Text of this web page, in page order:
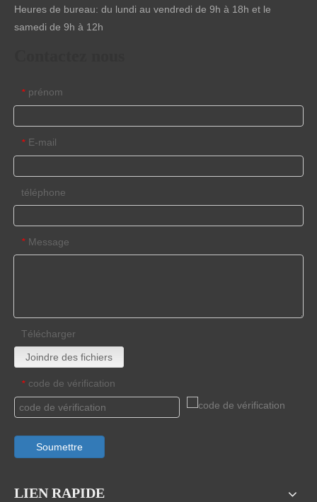
Heures de bureau: du lundi au vendredi de 9h à 18h et le
samedi de 9h à 12h
* prénom
* E-mail
téléphone
* Message
Télécharger
Joindre des fichiers
* code de vérification
Soumettre
LIEN RAPIDE